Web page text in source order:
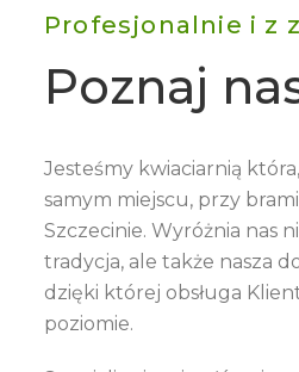
Profesjonalnie i z
Poznaj
Jesteśmy kwiaciarnią
samym miejscu, przy
Szczecinie. Wyróżnia nas
tradycja, ale także nasza
dzięki której obsługa
poziomie.